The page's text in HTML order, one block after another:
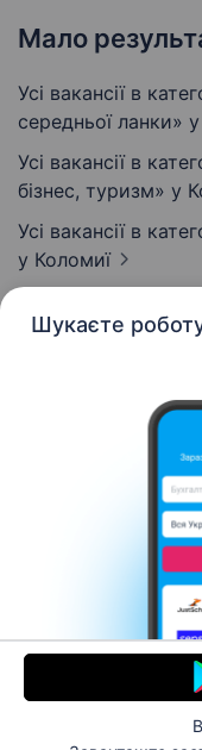
Шукаєте
Мало
Усі вакансії в
середньої ланки»
Усі вакансії в
бізнес, туризм» у
Усі вакансії в
у Коломиї
© 2006–2026